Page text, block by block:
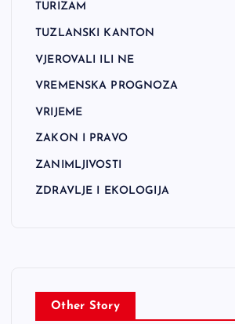
TURIZAM
TUZLANSKI KANTON
VJEROVALI ILI NE
VREMENSKA PROGNOZA
VRIJEME
ZAKON I PRAVO
ZANIMLJIVOSTI
ZDRAVLJE I EKOLOGIJA
Other Story